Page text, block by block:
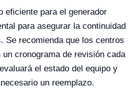
eficiente para el generador
para asegurar la continuidad
Se recomienda que los centros
cronograma de revisión cada
el estado del equipo y
un reemplazo.